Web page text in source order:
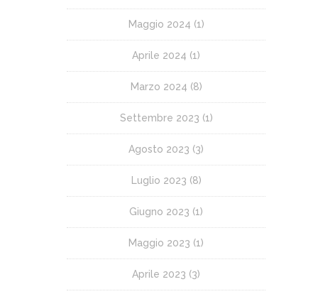
Maggio 2024 (1)
Aprile 2024 (1)
Marzo 2024 (8)
Settembre 2023 (1)
Agosto 2023 (3)
Luglio 2023 (8)
Giugno 2023 (1)
Maggio 2023 (1)
Aprile 2023 (3)